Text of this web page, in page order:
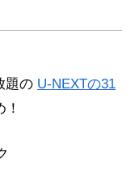
題の U-NEXTの31